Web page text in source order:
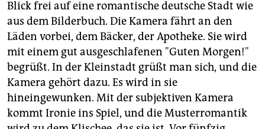
abo
genossenschaft
epaper login
Blick frei auf eine romantische deutsche Stadt wie
aus dem Bilderbuch. Die Kamera fährt an den
Läden vorbei, dem Bäcker, der Apotheke. Sie wird
mit einem gut ausgeschlafenen "Guten Morgen!"
begrüßt. In der Kleinstadt grüßt man sich, und die
Kamera gehört dazu. Es wird in sie
hineingewunken. Mit der subjektiven Kamera
kommt Ironie ins Spiel, und die Musterromantik